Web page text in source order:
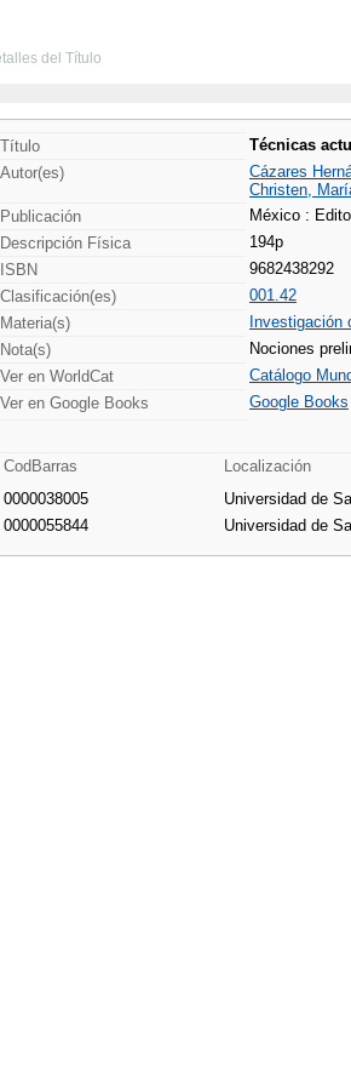
del Título
Título Técnicas
Autor(es)
Cázares
Christen,
Publicación
México :
Descripción Física
194p
ISBN
9682438292
Clasificación(es)
001.42
Materia(s)
Investigación
Nota(s)
Nociones
Ver en WorldCat
Catálogo
Ver en Google Books
Google Books
CodBarras
Localización
0000038005
Universidad de
0000055844
Universidad de